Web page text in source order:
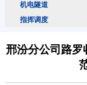
机电隧道
指挥调度
邢汾分公司路罗